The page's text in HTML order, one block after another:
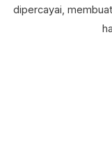
dipercayai,